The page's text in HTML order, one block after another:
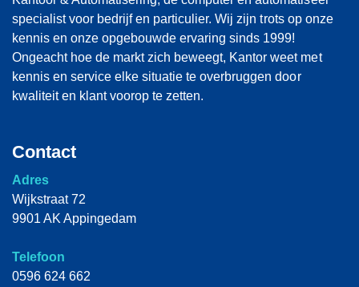
specialist voor bedrijf en particulier. Wij zijn trots op onze
kennis en onze opgebouwde ervaring sinds 1999!
Ongeacht hoe de markt zich beweegt, Kantor weet met
kennis en service elke situatie te overbruggen door
kwaliteit en klant voorop te zetten.
Contact
Adres
Wijkstraat 72
9901 AK Appingedam
Telefoon
0596 624 662